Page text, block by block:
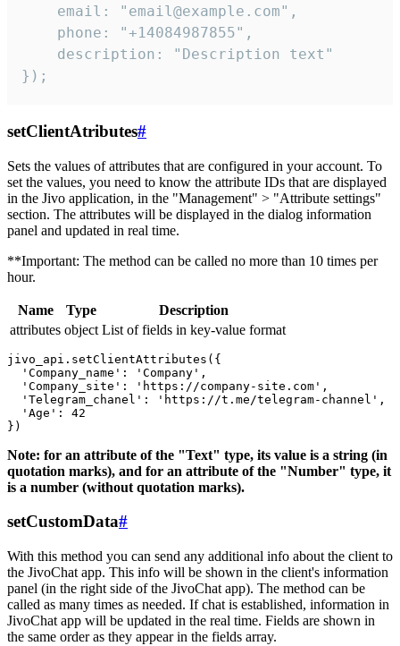
    email: "email@example.com",
    phone: "+14084987855",
    description: "Description text"
});
setClientAtributes#
Sets the values ​​of attributes that are configured in your account. To
set the values, you need to know the attribute IDs that are displayed
in the Jivo application, in the "Management" > "Attribute settings"
section. The attributes will be displayed in the dialog information
panel and updated in real time.
**Important: The method can be called no more than 10 times per
hour.
Name Type
Description
attributes object List of fields in key-value format
jivo_api.setClientAttributes({
  'Company_name': 'Company',
  'Company_site': 'https://company-site.com',
  'Telegram_chanel': 'https://t.me/telegram-channel',
  'Age': 42
Note: for an attribute of the "Text" type, its value is a string (in
quotation marks), and for an attribute of the "Number" type, it
is a number (without quotation marks).
setCustomData#
With this method you can send any additional info about the client to
the JivoChat app. This info will be shown in the client's information
panel (in the right side of the JivoChat app). The method can be
called as many times as needed. If chat is established, information in
JivoChat app will be updated in the real time. Fields are shown in
the same order as they appear in the fields array.